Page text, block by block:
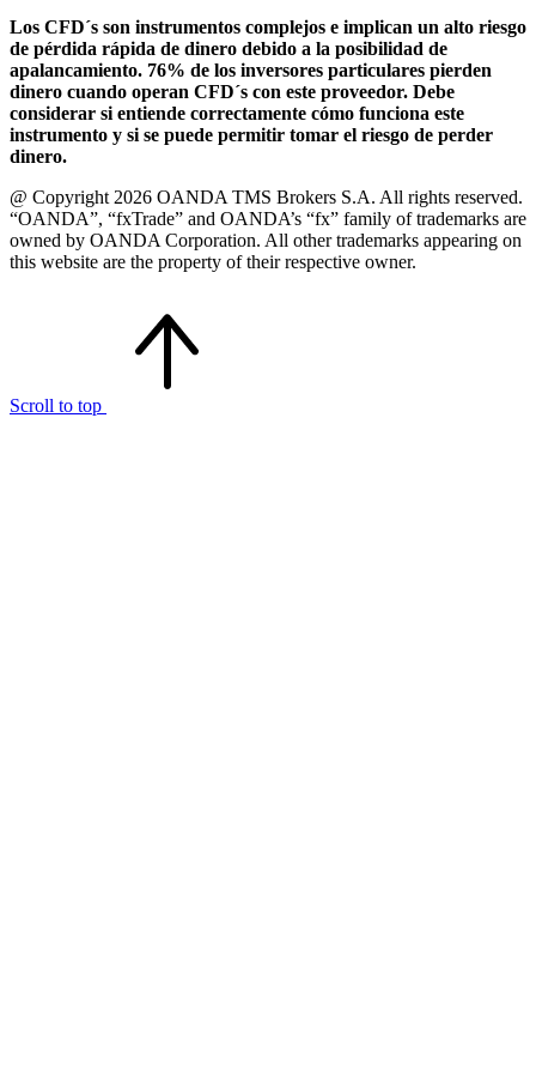
Los CFD´s son instrumentos complejos e implican un alto riesgo
de pérdida rápida de dinero debido a la posibilidad de
apalancamiento. 76% de los inversores particulares pierden
dinero cuando operan CFD´s con este proveedor. Debe
considerar si entiende correctamente cómo funciona este
instrumento y si se puede permitir tomar el riesgo de perder
dinero.
@ Copyright 2026 OANDA TMS Brokers S.A. All rights reserved.
“OANDA”, “fxTrade” and OANDA’s “fx” family of trademarks are
owned by OANDA Corporation. All other trademarks appearing on
this website are the property of their respective owner.
Scroll to top